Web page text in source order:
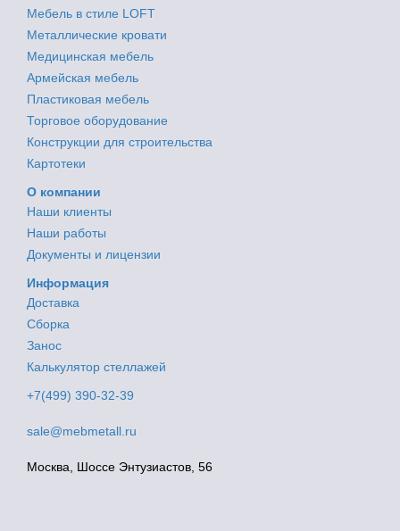
Мебель в стиле LOFT
Металлические кровати
Медицинская мебель
Армейская мебель
Пластиковая мебель
Торговое оборудование
Конструкции для строительства
Картотеки
О компании
Наши клиенты
Наши работы
Документы и лицензии
Информация
Доставка
Сборка
Занос
Калькулятор стеллажей
+7(499) 390-32-39
sale@mebmetall.ru
Москва, Шоссе Энтузиастов, 56